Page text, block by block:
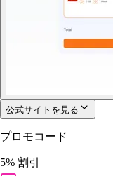
公式サイトを見る
プロモコード
5% 割引